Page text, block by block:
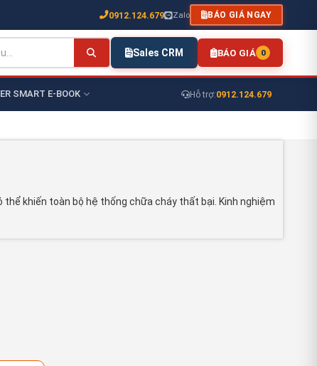
0912.124.679 Zalo BÁO GIÁ NGAY
Sales CRM BÁO GIÁ 0
SMART E-BOOK Hỗ trợ:0912.124.679
khiến toàn bộ hệ thống chữa cháy thất bại. Kinh nghiệm